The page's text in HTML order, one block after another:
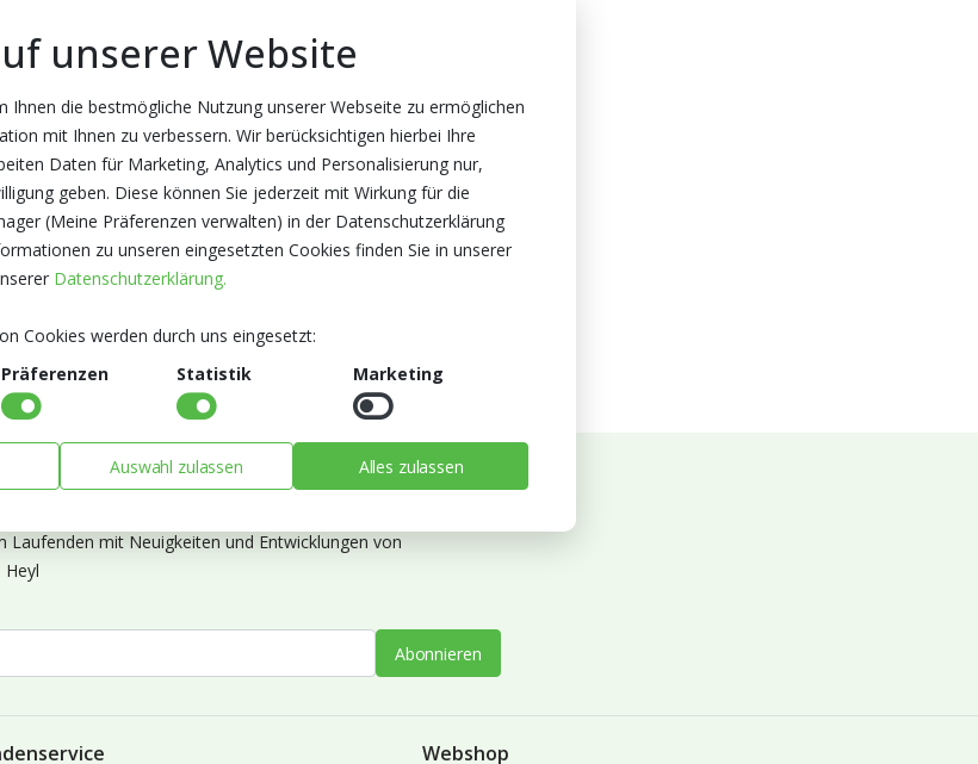
Laufenden mit Neuigkeiten und Entwicklungen von
Abonnieren
Webshop
unserer Website
Ihnen die bestmögliche Nutzung unserer Webseite zu ermöglichen
mit Ihnen zu verbessern. Wir berücksichtigen hierbei Ihre
Daten für Marketing, Analytics und Personalisierung nur,
geben. Diese können Sie jederzeit mit Wirkung für die
(Meine Präferenzen verwalten) in der Datenschutzerklärung
zu unseren eingesetzten Cookies finden Sie in unserer
Datenschutzerklärung.
Cookies werden durch uns eingesetzt:
Präferenzen Statistik Marketing
Auswahl zulassen Alles zulassen